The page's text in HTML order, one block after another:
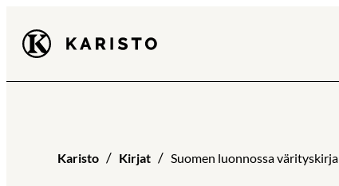
suoraan
Karisto
Karisto Kirjat Suomen luonnossa värityskirja